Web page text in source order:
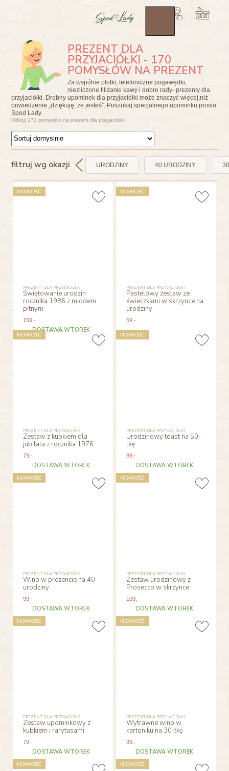
PREZENT DLA
PRZYJACIÓŁKI - 170
POMYSŁÓW NA PREZENT
Za wspólne plotki, telefoniczne pogawędki,
niezliczone filiżanki kawy i dobre rady- prezenty dla
przyjaciółki. Drobny upominek dla przyjaciółki może znaczyć więcej,niż
powiedzenie „dziękuję, że jesteś”. Poszukaj specjalnego upominku prosto
Spod Lady.
Odkryj 171 pomysłów na prezent dla przyjaciółki
filtruj wg okazji URODZINY 40 URODZINY
PREZENT DLA PRZYJACIÓŁKI
Świętowanie urodzin
rocznika 1986 z miodem
pitnym
159,-
DOSTAWA WTOREK
NOWOŚĆ
PREZENT DLA PRZYJACIÓŁKI
Pastelowy zestaw ze
świeczkami w skrzynce na
urodziny
59 ,-
NOWOŚĆ
PREZENT DLA PRZYJACIÓŁKI
Zestaw z kubkiem dla
jubilata z rocznika 1976
79,-
DOSTAWA WTOREK
NOWOŚĆ
PREZENT DLA PRZYJACIÓŁKI
Urodzinowy toast na 50-
tkę
99 ,-
DOSTAWA WTOREK
NOWOŚĆ
PREZENT DLA PRZYJACIÓŁKI
Wino w prezencie na 40
urodziny
99,-
DOSTAWA WTOREK
NOWOŚĆ
PREZENT DLA PRZYJACIÓŁKI
Zestaw urodzinowy z
Prosecco w skrzynce
109 ,-
DOSTAWA WTOREK
NOWOŚĆ
PREZENT DLA PRZYJACIÓŁKI
Zestaw upominkowy z
kubkiem i rarytasami
79,-
DOSTAWA WTOREK
NOWOŚĆ
PREZENT DLA PRZYJACIÓŁKI
Wytrawne wino w
kartoniku na 30-tkę
99 ,-
DOSTAWA WTOREK
NOWOŚĆ
NOWOŚĆ NOWOŚĆ